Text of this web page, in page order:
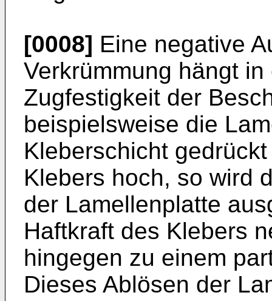
[0008] Eine negative
Verkrümmung hängt
Zugfestigkeit der
beispielsweise die
Kleberschicht
Klebers hoch, so wird
der Lamellenplatte
Haftkraft des Klebers
hingegen zu einem
Dieses Ablösen der